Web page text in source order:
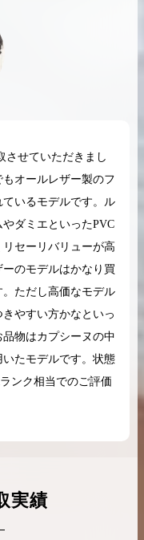
ケリー相場解
させていただきまし
オールレザー製のフ
いるモデルです。ル
ダミエといったPVC
セーリバリューが高
のモデルはかなり買
ただし高価なモデル
やすい方かなといっ
物はカプシーヌの中
たモデルです。状態
ンク相当でのご評価
実績